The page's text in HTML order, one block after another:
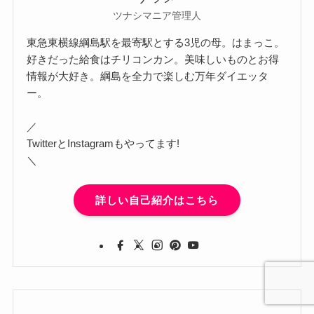
ツナシマニア管理人
東急東横線綱島駅を最寄駅とする3児の母。はまっこ。
好きだった給食はチリコンカン。美味しいものとお得
情報が大好き。綱島を全力で楽しむ万年ダイエッタ
ー。
／
TwitterとInstagramもやってます!
＼
詳しい自己紹介はこちら